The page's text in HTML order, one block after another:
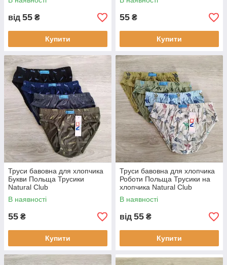
від 55 ₴
Купити
55 ₴
Купити
Труси бавовна для хлопчика
Букви Польща Трусики
Natural Club
В наявності
55 ₴
Купити
Труси бавовна для хлопчика
Роботи Польща Трусики на
хлопчика Natural Club
В наявності
від 55 ₴
Купити